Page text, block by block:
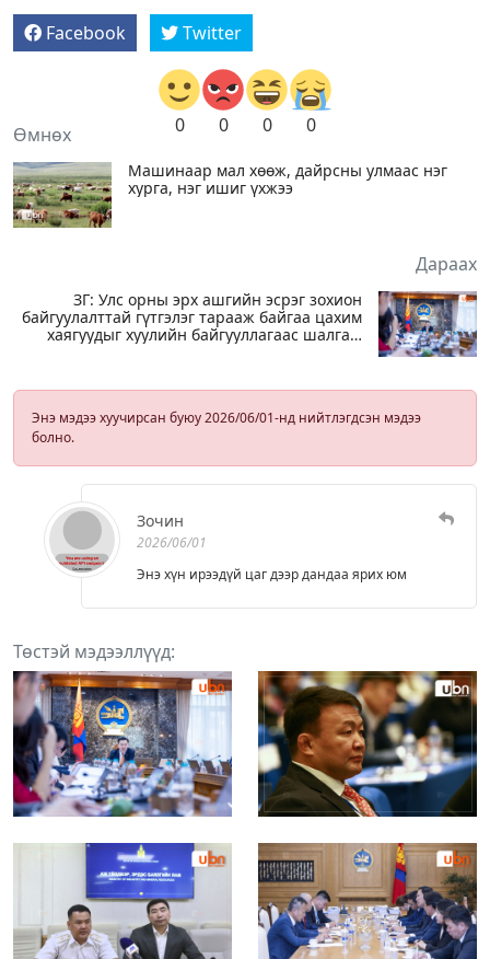
Facebook Twitter
0 0 0 0
Өмнөх
Машинаар мал хөөж, дайрсны улмаас нэг
хурга, нэг ишиг үхжээ
Дараах
ЗГ: Улс орны эрх ашгийн эсрэг зохион
байгуулалттай гүтгэлэг тарааж байгаа цахим
хаягуудыг хуулийн байгууллагаас шалгаж
Энэ мэдээ хуучирсан буюу 2026/06/01-нд нийтлэгдсэн мэдээ
болно.
Зочин
2026/06/01
Энэ хүн ирээдүй цаг дээр дандаа ярих юм
Төстэй мэдээллүүд: